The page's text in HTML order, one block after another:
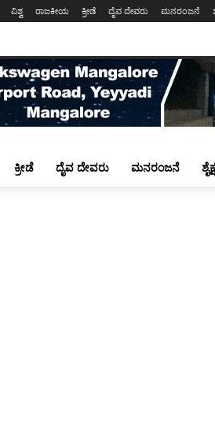
ವಿಶ್ವ ರಾಜಕೀಯ ಕ್ರೀಡೆ ದೈವ ದೇವರು ಮನರಂಜನೆ
ಕ್ರೀಡೆ ದೈವ ದೇವರು ಮನರಂಜನೆ